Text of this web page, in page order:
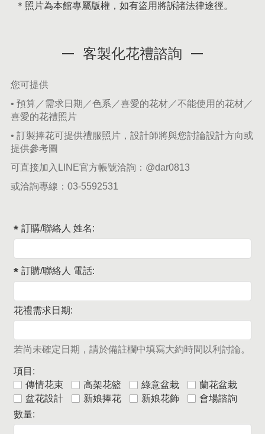
＊照片為本館專屬版權，如有盜用將訴諸法律途徑。
客製化花禮諮詢
您可提供
• 預算／需求日期／色系／喜愛的花材／不能使用的花材／
喜愛的花禮照片
• 訂製捧花可提供禮服照片，設計師將與您討論設計方向或
提供參考圖
可直接加入LINE官方帳號洽詢： @dar0813
或洽詢專線： 03-5592531
訂購/聯絡人 姓名:
訂購/聯絡人 電話:
花禮需求日期:
若尚未確定日期，請於備註欄中填寫大約時間以利討論。
項目:
傳情花束
高架花籃 綠意盆栽
蘭花盆栽
盆花設計
新娘捧花 新娘花飾
會場諮詢
數量: